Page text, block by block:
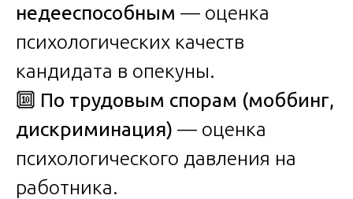
недееспособным — оценка
психологических качеств
кандидата в опекуны.
🔟 По трудовым спорам (моббинг,
дискриминация) — оценка
психологического давления на
работника.